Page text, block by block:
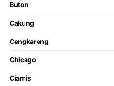
Buton
Cakung
Cengkareng
Chicago
Ciamis